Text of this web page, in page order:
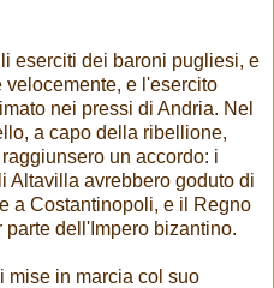
eserciti dei baroni pugliesi, e
e l'esercito
nei pressi di Andria. Nel
a capo della ribellione,
un accordo: i
Altavilla avrebbero goduto di
a Costantinopoli, e il Regno
dell'Impero bizantino.
mise in marcia col suo